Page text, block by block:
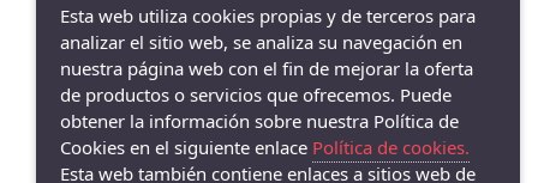
POLÍTICA DE COOKIES
ENVÍOS Y DEVOLUCIONES
POLÍTICA DE PRIVACIDAD
Esta web utiliza cookies propias y de terceros para
analizar el sitio web, se analiza su navegación en
nuestra página web con el fin de mejorar la oferta
de productos o servicios que ofrecemos. Puede
obtener la información sobre nuestra Política de
Cookies en el siguiente enlace Política de cookies.
Esta web también contiene enlaces a sitios web de